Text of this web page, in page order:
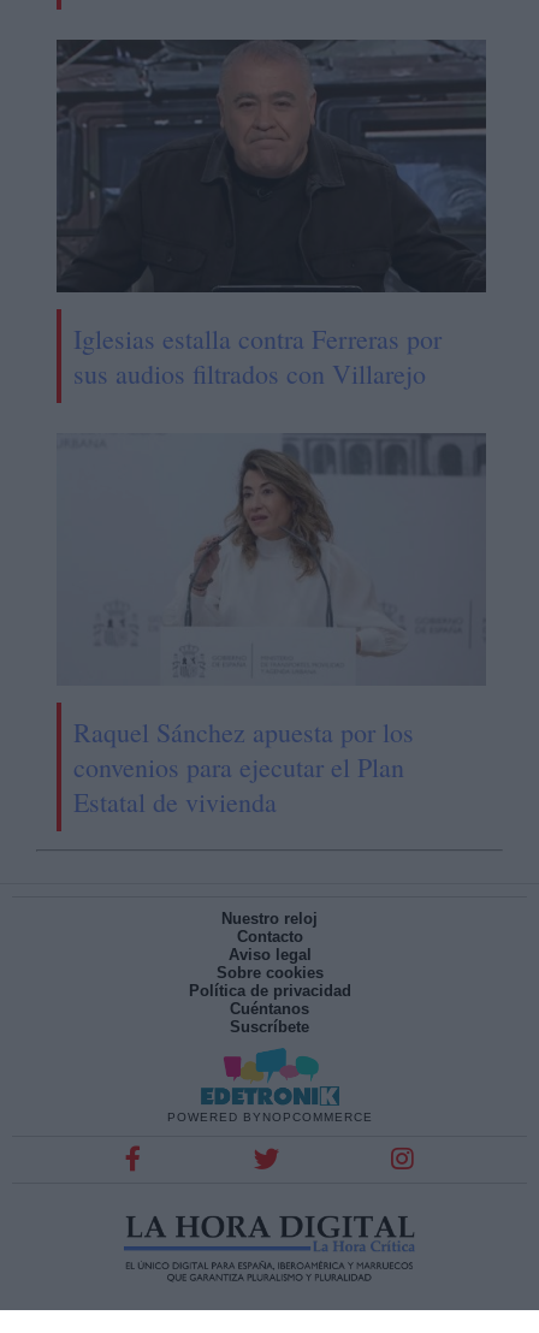
Iglesias estalla contra Ferreras por
sus audios filtrados con Villarejo
Raquel Sánchez apuesta por los
convenios para ejecutar el Plan
Estatal de vivienda
Nuestro reloj
Contacto
Aviso legal
Sobre cookies
Política de privacidad
Cuéntanos
Suscríbete
POWERED BY NOPCOMMERCE